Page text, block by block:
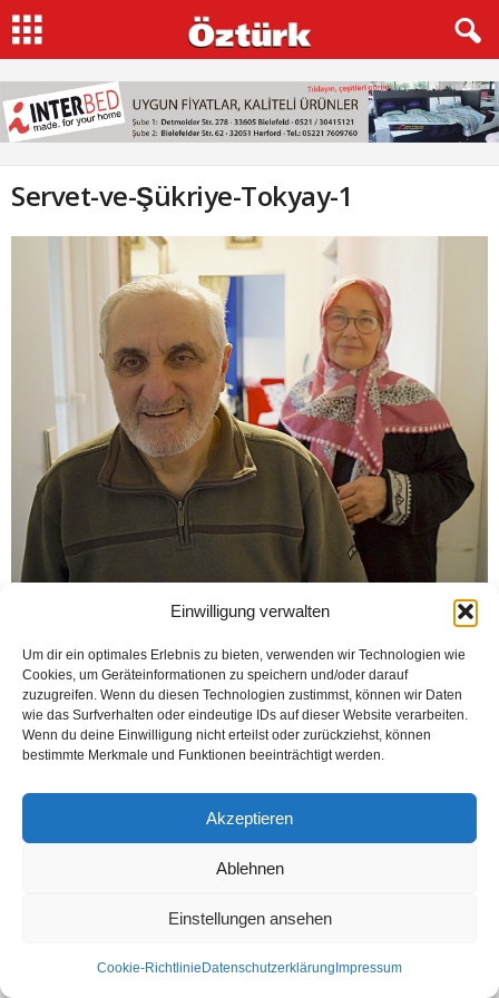
Einwilligung verwalten
Um dir ein optimales Erlebnis zu bieten, verwenden wir Technologien wie
Cookies, um Geräteinformationen zu speichern und/oder darauf
zuzugreifen. Wenn du diesen Technologien zustimmst, können wir Daten
wie das Surfverhalten oder eindeutige IDs auf dieser Website verarbeiten.
Wenn du deine Einwilligung nicht erteilst oder zurückziehst, können
bestimmte Merkmale und Funktionen beeinträchtigt werden.
Akzeptieren
Ablehnen
Einstellungen ansehen
Cookie-Richtlinie Datenschutzerklärung Impressum
Servet-ve-Şükriye-Tokyay-1
Kontakt Datenschutzerklärung
Impressum
© Öztürk Gazetesi 1986 – 2026